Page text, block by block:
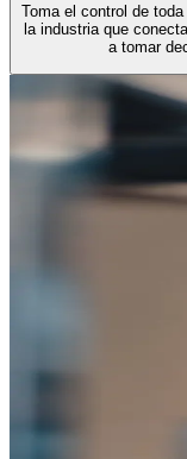
Toma el control de
la industria que
a tomar